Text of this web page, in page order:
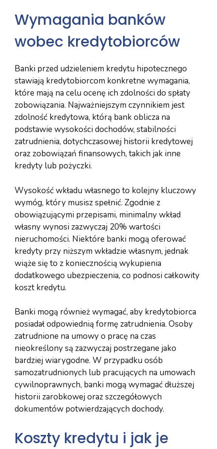
Wymagania banków
wobec kredytobiorców
Banki przed udzieleniem kredytu hipotecznego
stawiają kredytobiorcom konkretne wymagania,
które mają na celu ocenę ich zdolności do spłaty
zobowiązania. Najważniejszym czynnikiem jest
zdolność kredytowa, którą bank oblicza na
podstawie wysokości dochodów, stabilności
zatrudnienia, dotychczasowej historii kredytowej
oraz zobowiązań finansowych, takich jak inne
kredyty lub pożyczki.
Wysokość wkładu własnego to kolejny kluczowy
wymóg, który musisz spełnić. Zgodnie z
obowiązującymi przepisami, minimalny wkład
własny wynosi zazwyczaj 20% wartości
nieruchomości. Niektóre banki mogą oferować
kredyty przy niższym wkładzie własnym, jednak
wiąże się to z koniecznością wykupienia
dodatkowego ubezpieczenia, co podnosi całkowity
koszt kredytu.
Banki mogą również wymagać, aby kredytobiorca
posiadał odpowiednią formę zatrudnienia. Osoby
zatrudnione na umowy o pracę na czas
nieokreślony są zazwyczaj postrzegane jako
bardziej wiarygodne. W przypadku osób
samozatrudnionych lub pracujących na umowach
cywilnoprawnych, banki mogą wymagać dłuższej
historii zarobkowej oraz szczegółowych
dokumentów potwierdzających dochody.
Koszty kredytu i jak je